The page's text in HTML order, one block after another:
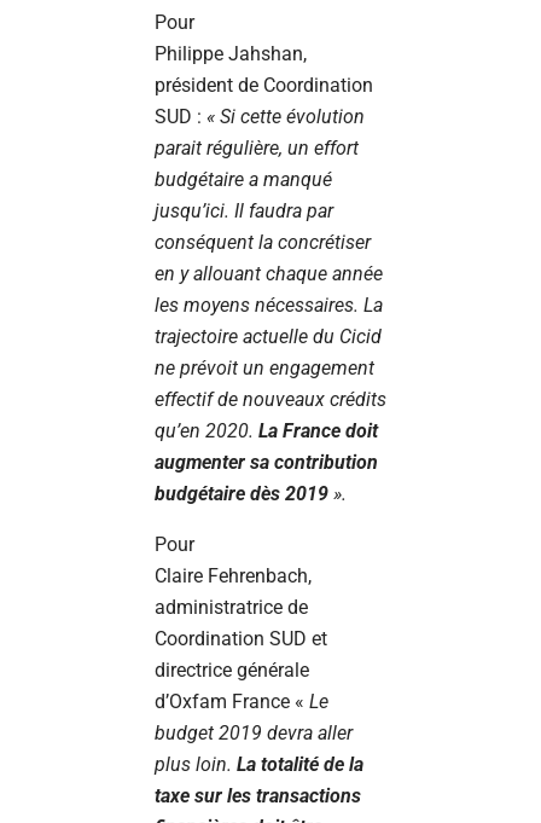
Pour
Philippe Jahshan,
président de Coordination
SUD : « Si cette évolution
parait régulière, un effort
budgétaire a manqué
jusqu’ici. Il faudra par
conséquent la concrétiser
en y allouant chaque année
les moyens nécessaires. La
trajectoire actuelle du Cicid
ne prévoit un engagement
effectif de nouveaux crédits
qu’en 2020. La France doit
augmenter sa contribution
budgétaire dès 2019 ».
Pour
Claire Fehrenbach,
administratrice de
Coordination SUD et
directrice générale
d’Oxfam France « Le
budget 2019 devra aller
plus loin. La totalité de la
taxe sur les transactions